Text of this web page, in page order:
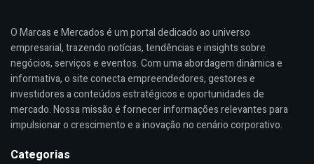
O Marcas e Mercados é um portal dedicado ao universo
empresarial, trazendo notícias, tendências e insights sobre
negócios, serviços e eventos. Com uma abordagem dinâmica e
informativa, o site conecta empreendedores, gestores e
investidores a conteúdos estratégicos e oportunidades de
mercado. Nossa missão é fornecer informações relevantes para
impulsionar o crescimento e a inovação no cenário corporativo.
Categorias